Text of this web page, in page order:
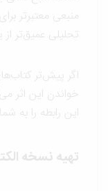
منبعی معتبرتر برای
تحلیلی عمیق‌تر از
اگر پیش‌تر کتاب‌های
خواندن این اثر
این رابطه را به شما
تهیه نسخه